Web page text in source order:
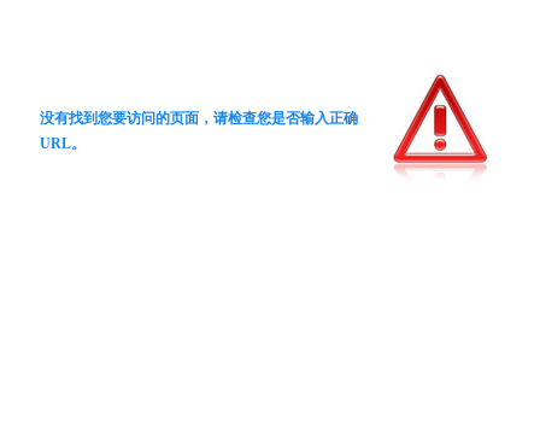
没有找到您要访问的页面，请检查您是否输入正确
URL。